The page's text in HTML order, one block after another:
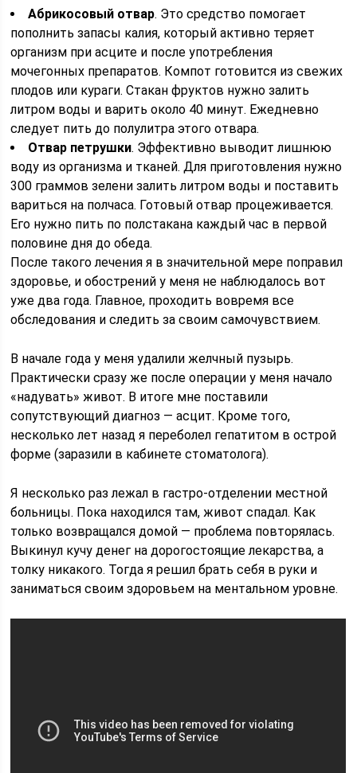
Абрикосовый отвар. Это средство помогает
пополнить запасы калия, который активно теряет
организм при асците и после употребления
мочегонных препаратов. Компот готовится из свежих
плодов или кураги. Стакан фруктов нужно залить
литром воды и варить около 40 минут. Ежедневно
следует пить до полулитра этого отвара.
Отвар петрушки. Эффективно выводит лишнюю
воду из организма и тканей. Для приготовления нужно
300 граммов зелени залить литром воды и поставить
вариться на полчаса. Готовый отвар процеживается.
Его нужно пить по полстакана каждый час в первой
половине дня до обеда.
После такого лечения я в значительной мере поправил
здоровье, и обострений у меня не наблюдалось вот
уже два года. Главное, проходить вовремя все
обследования и следить за своим самочувствием.
В начале года у меня удалили желчный пузырь.
Практически сразу же после операции у меня начало
«надувать» живот. В итоге мне поставили
сопутствующий диагноз — асцит. Кроме того,
несколько лет назад я переболел гепатитом в острой
форме (заразили в кабинете стоматолога).
Я несколько раз лежал в гастро-отделении местной
больницы. Пока находился там, живот спадал. Как
только возвращался домой — проблема повторялась.
Выкинул кучу денег на дорогостоящие лекарства, а
толку никакого. Тогда я решил брать себя в руки и
заниматься своим здоровьем на ментальном уровне.